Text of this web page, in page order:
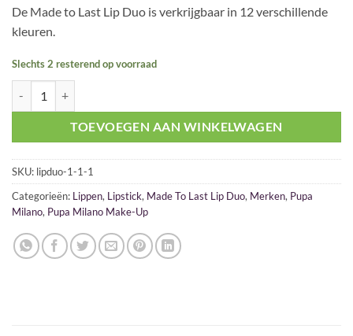
De Made to Last Lip Duo is verkrijgbaar in 12 verschillende
kleuren.
Slechts 2 resterend op voorraad
TOEVOEGEN AAN WINKELWAGEN
SKU: lipduo-1-1-1
Categorieën: Lippen, Lipstick, Made To Last Lip Duo, Merken, Pupa
Milano, Pupa Milano Make-Up